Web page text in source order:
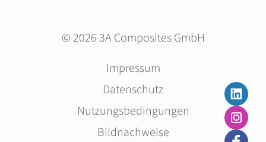
© 2026 3A Composites GmbH
Navigation
überspringen
Impressum
Datenschutz
Nutzungsbedingungen
Bildnachweise